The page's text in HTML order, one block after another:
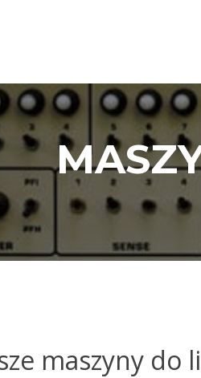
maszyny do